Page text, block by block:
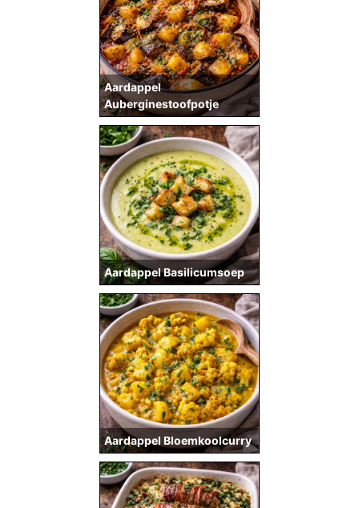
Aardappel
Auberginestoofpotje
Aardappel Basilicumsoep
Aardappel Bloemkoolcurry